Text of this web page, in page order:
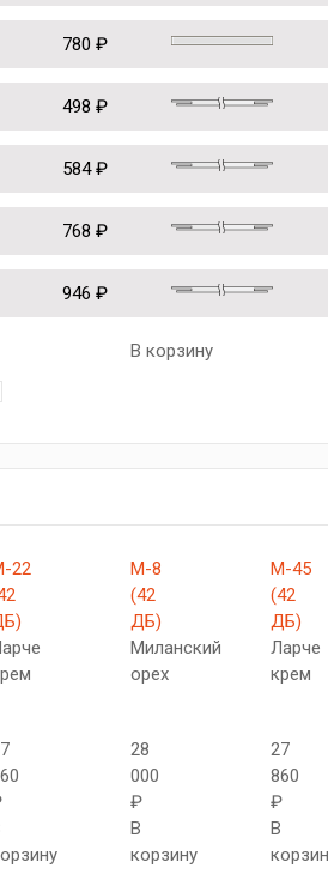
780 ₽
498 ₽
584 ₽
768 ₽
946 ₽
В корзину
22
М-8
(42
ДБ)
Миланский
орех
28
000
₽
В
корзину
М-45
(42
ДБ)
Ларче
крем
27
860
₽
В